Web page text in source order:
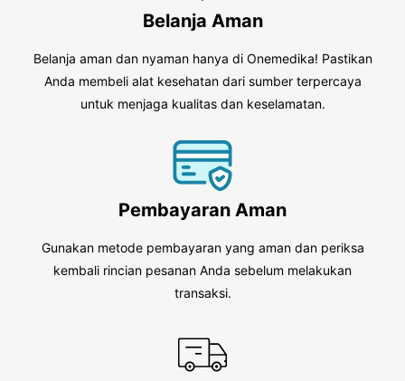
Belanja Aman
Belanja aman dan nyaman hanya di Onemedika! Pastikan
Anda membeli alat kesehatan dari sumber terpercaya
untuk menjaga kualitas dan keselamatan.
Pembayaran Aman
Gunakan metode pembayaran yang aman dan periksa
kembali rincian pesanan Anda sebelum melakukan
transaksi.